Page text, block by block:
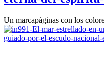
Un marcapáginas con los